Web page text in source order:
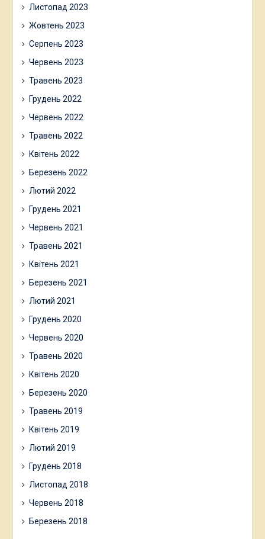
Листопад 2023
Жовтень 2023
Серпень 2023
Червень 2023
Травень 2023
Грудень 2022
Червень 2022
Травень 2022
Квітень 2022
Березень 2022
Лютий 2022
Грудень 2021
Червень 2021
Травень 2021
Квітень 2021
Березень 2021
Лютий 2021
Грудень 2020
Червень 2020
Травень 2020
Квітень 2020
Березень 2020
Травень 2019
Квітень 2019
Лютий 2019
Грудень 2018
Листопад 2018
Червень 2018
Березень 2018